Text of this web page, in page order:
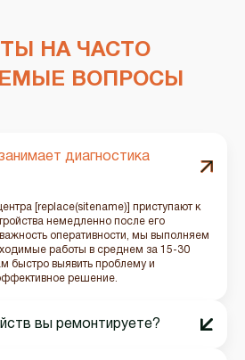
НА ЧАСТО
ВОПРОСЫ
диагностика
[replace(sitename)] приступают к
немедленно после его
оперативности, мы выполняем
работы в среднем за 15-30
быстро выявить проблему и
решение.
вы ремонтируете?